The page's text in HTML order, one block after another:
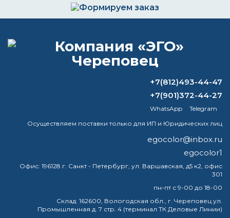
ВОПРОС-ОТВЕТ
спирит?
Как разбавить акрил-алкидную краску?
Можно ли красить пф 115 в дождь?
+7(812)493-44-47
+7(901)372-44-27
WhatsApp
Telegram
Осуществляем поставки только для ИП и Юридических лиц
egocolor@inbox.ru
egocolor1
Офис: 196128 г. Санкт - Петербург, ул. Варшавская, д5 к2, офис
301
пн-пт с 9-00 до 18-00
Склад: 162600, Вологодская обл., г. Череповец ул.
Промышленная д. 7 стр. 4 (терминал ТК Деловые Линии)